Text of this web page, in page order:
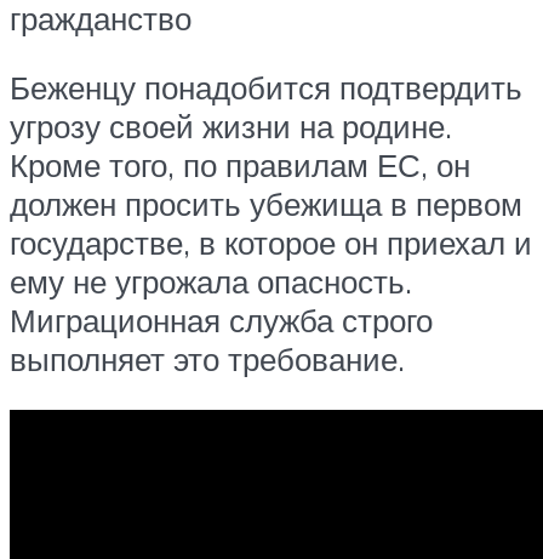
гражданство
Беженцу понадобится подтвердить
угрозу своей жизни на родине.
Кроме того, по правилам ЕС, он
должен просить убежища в первом
государстве, в которое он приехал и
ему не угрожала опасность.
Миграционная служба строго
выполняет это требование.